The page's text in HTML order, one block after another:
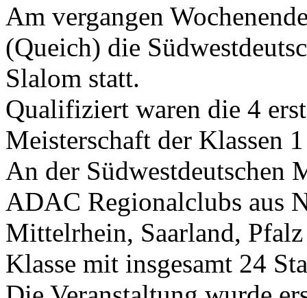
Am vergangen
(Queich) die
Slalom statt.
Qualifiziert waren die 4
Meisterschaft der Klassen
An der Südwestdeutschen
ADAC Regionalclubs aus
Mittelrhein, Saarland,
Klasse mit insgesamt 24